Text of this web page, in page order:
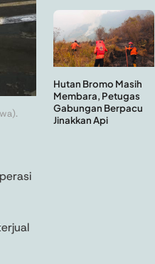
Hutan Bromo Masih
Membara, Petugas
Gabungan Berpacu
Jinakkan Api